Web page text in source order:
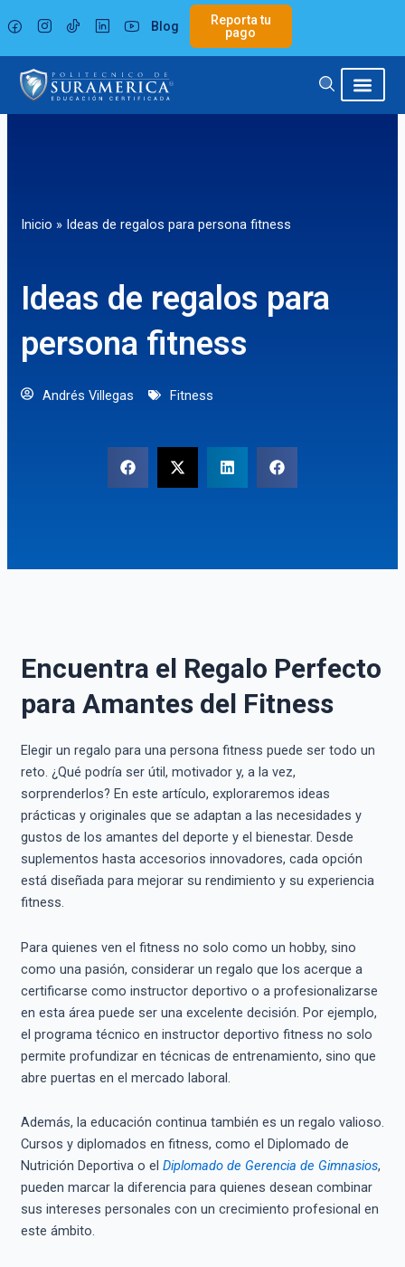
al
contenido
Blog
Reporta tu
pago
Inicio » Ideas de regalos para persona fitness
Ideas de regalos para
persona fitness
Andrés Villegas Fitness
Encuentra el Regalo Perfecto
para Amantes del Fitness
Elegir un regalo para una persona fitness puede ser todo un
reto. ¿Qué podría ser útil, motivador y, a la vez,
sorprenderlos? En este artículo, exploraremos ideas
prácticas y originales que se adaptan a las necesidades y
gustos de los amantes del deporte y el bienestar. Desde
suplementos hasta accesorios innovadores, cada opción
está diseñada para mejorar su rendimiento y su experiencia
fitness.
Para quienes ven el fitness no solo como un hobby, sino
como una pasión, considerar un regalo que los acerque a
certificarse como instructor deportivo o a profesionalizarse
en esta área puede ser una excelente decisión. Por ejemplo,
el programa técnico en instructor deportivo fitness no solo
permite profundizar en técnicas de entrenamiento, sino que
abre puertas en el mercado laboral.
Además, la educación continua también es un regalo valioso.
Cursos y diplomados en fitness, como el Diplomado de
Nutrición Deportiva o el Diplomado de Gerencia de Gimnasios,
pueden marcar la diferencia para quienes desean combinar
sus intereses personales con un crecimiento profesional en
este ámbito.